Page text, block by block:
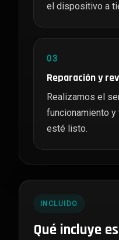
el dispositivo a
03
Reparación y
Realizamos el
funcionamiento
esté listo.
INCLUIDO
Qué incluye